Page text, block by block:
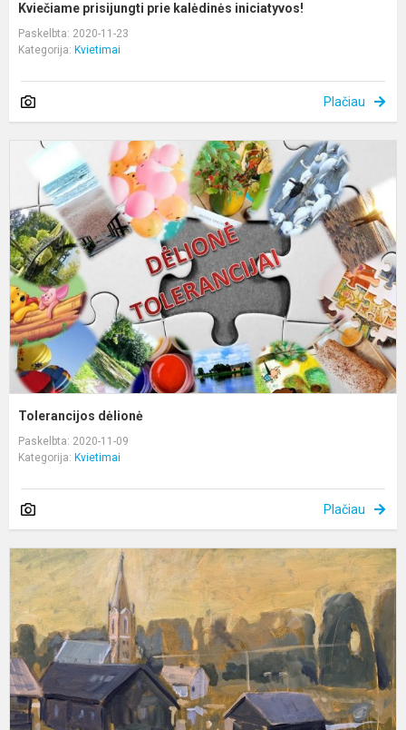
Kviečiame prisijungti prie kalėdinės iniciatyvos!
Paskelbta: 2020-11-23
Kategorija: Kvietimai
Plačiau
Tolerancijos dėlionė
Paskelbta: 2020-11-09
Kategorija: Kvietimai
Plačiau